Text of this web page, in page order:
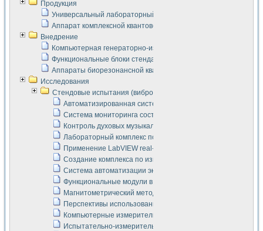
Продукция
Универсальный лабораторный стенд "Сигнал-USB"
Аппарат комплексной квантовой терапии Интроскан
Внедрение
Компьютерная генераторно-измерительная система
Функциональные блоки стенда "Сигнал-USB"
Аппараты биорезонансной квантовой терапии серии СКАН
Исследования
Стендовые испытания (виброакустика, тензометрия и т.п.)
Автоматизированная система измерения параметров
Система мониторинга состояния тяговых
Контроль духовых музыкальных инструментов
Лабораторный комплекс по исследованию элементной
Применение LabVIEW real-time module для
Создание комплекса по измерению скорости подвижного
Система автоматизации экспериментальных
Функциональные модули в стандарте Nl SCXI для
Магнитометрический метод в дефектоскопии сварных
Перспективы использования машинного зрения в
Компьютерные измерительные системы для
Испытательно-измерительный комплекс аппаратуры для